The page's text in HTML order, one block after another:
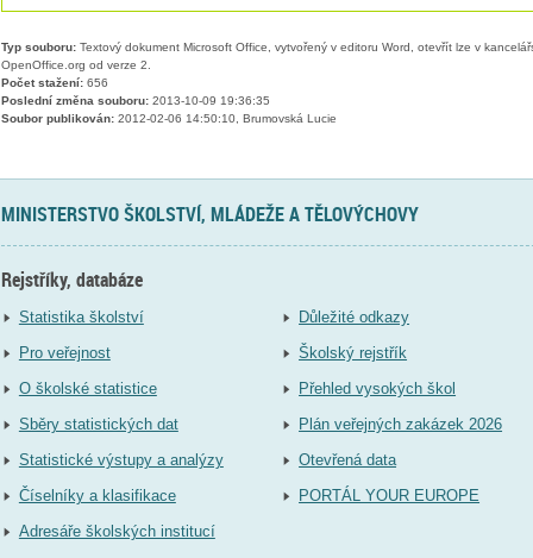
Typ souboru:Textový dokument Microsoft Office, vytvořený v editoru Word, otevřít lze v
OpenOffice.org od verze 2.
Počet stažení:656
Poslední změna souboru:2013-10-09 19:36:35
Soubor publikován:2012-02-06 14:50:10, Brumovská Lucie
MINISTERSTVO ŠKOLSTVÍ, MLÁDEŽE A TĚLOVÝCHOVY
Rejstříky, databáze
Statistika školství
Pro veřejnost
O školské statistice
Sběry statistických dat
Statistické výstupy a analýzy
Číselníky a klasifikace
Adresáře školských institucí
Důležité odkazy
Školský rejstřík
Přehled vysokých škol
Plán veřejných zakázek 2026
Otevřená data
PORTÁL YOUR EUROPE